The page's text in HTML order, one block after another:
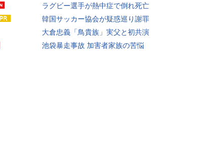
ラグビー選手が熱中症で倒れ死亡
韓国サッカー協会が疑惑巡り謝罪
大倉忠義「鳥貴族」実父と初共演
池袋暴走事故 加害者家族の苦悩